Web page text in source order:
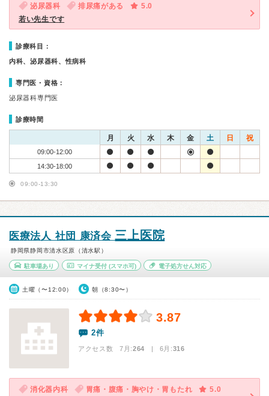
泌尿器科 排尿痛がある
5.0
若い先生です
診療科目：
内科、泌尿器科、性病科
専門医・資格：
泌尿器科専門医
診療時間
月 火 水 木 金 土 日 祝
09:00-12:00
14:30-18:00
09:00-13:30
医療法人 社団 康済会三上医院
静岡県静岡市清水区原（清水駅）
駐車場あり マイナ受付(スマホ可) 電子処方せん対応
土曜（〜12:00） 朝（8:30〜）
3.87
2件
アクセス数 7月:264 | 6月:316
消化器内科 胃痛・腹痛・胸やけ・胃もたれ
5.0